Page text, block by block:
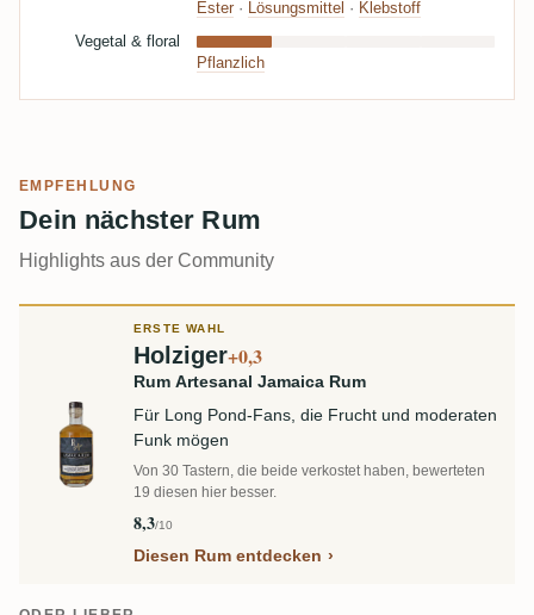
Ester · Lösungsmittel · Klebstoff
Vegetal & floral
Pflanzlich
EMPFEHLUNG
Dein nächster Rum
Highlights aus der Community
ERSTE WAHL
Holziger+0,3
Rum Artesanal Jamaica Rum
Für Long Pond-Fans, die Frucht und moderaten
Funk mögen
Von 30 Tastern, die beide verkostet haben, bewerteten
19 diesen hier besser.
8,3/10
Diesen Rum entdecken